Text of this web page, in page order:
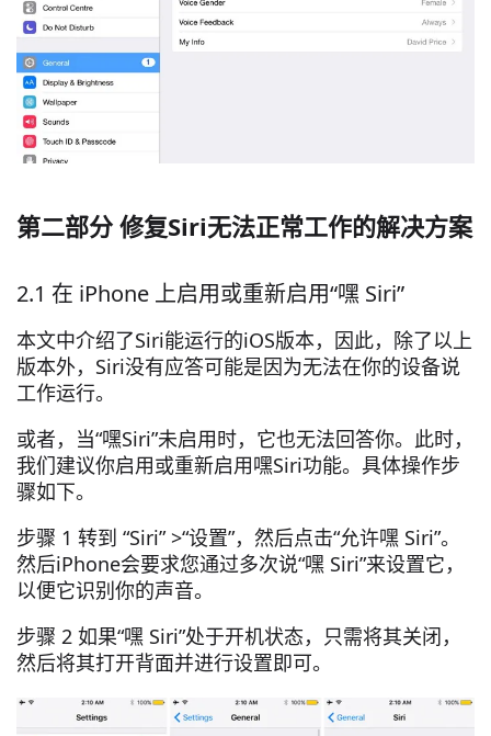
第二部分 修复Siri无法正常工作的解决方案
2.1 在 iPhone 上启用或重新启用“嘿 Siri”
本文中介绍了Siri能运行的iOS版本，因此，除了以上
版本外，Siri没有应答可能是因为无法在你的设备说
工作运行。
或者，当“嘿Siri”未启用时，它也无法回答你。此时，
我们建议你启用或重新启用嘿Siri功能。具体操作步
骤如下。
步骤 1 转到 “Siri” >“设置”，然后点击“允许嘿 Siri”。
然后iPhone会要求您通过多次说“嘿 Siri”来设置它，
以便它识别你的声音。
步骤 2 如果“嘿 Siri”处于开机状态，只需将其关闭，
然后将其打开背面并进行设置即可。